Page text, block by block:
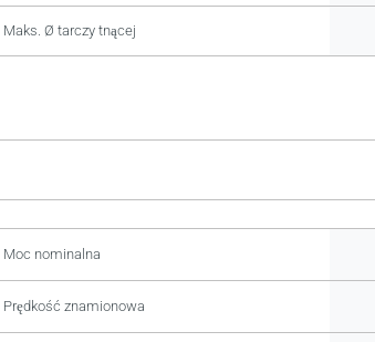
Maks. Ø tarczy tnącej
Moc nominalna
Prędkość znamionowa